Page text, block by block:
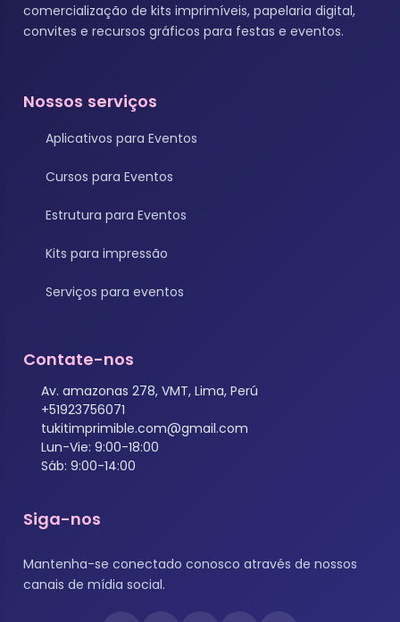
comercialização de kits imprimíveis, papelaria digital,
convites e recursos gráficos para festas e eventos.
Nossos serviços
Aplicativos para Eventos
Cursos para Eventos
Estrutura para Eventos
Kits para impressão
Serviços para eventos
Contate-nos
Av. amazonas 278, VMT, Lima, Perú
+51923756071
tukitimprimible.com@gmail.com
Lun-Vie: 9:00-18:00
Sáb: 9:00-14:00
Siga-nos
Mantenha-se conectado conosco através de nossos
canais de mídia social.